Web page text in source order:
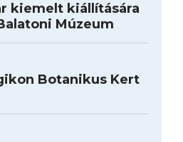
kiemelt kiállítására
Múzeum
Botanikus Kert